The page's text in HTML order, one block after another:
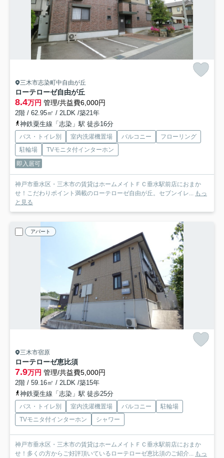
三木市志染町中自由が丘
ローテローゼ自由が丘
8.4万円 管理/共益費6,000円
2階 / 62.95㎡ / 2LDK /築21年
神鉄粟生線「志染」駅 徒歩16分
バス・トイレ別 室内洗濯機置場 バルコニー
フローリング
駐輪場
TVモニタ付インターホン
即入居可
神戸市垂水区・三木市の賃貸はホームメイトＦＣ垂水駅前店におまか
せ！こだわりポイント満載のローテローゼ自由が丘。セブンイレ...
もっ
と見る
アパート
三木市宿原
ローテローゼ恵比須
7.9万円 管理/共益費5,000円
2階 / 59.16㎡ / 2LDK /築15年
神鉄粟生線「志染」駅 徒歩25分
バス・トイレ別 室内洗濯機置場 バルコニー
駐輪場
TVモニタ付インターホン
シャワー
神戸市垂水区・三木市の賃貸はホームメイトＦＣ垂水駅前店におまか
せ！多くの方からご好評頂いているローテローゼ恵比須のご紹介...
もっ